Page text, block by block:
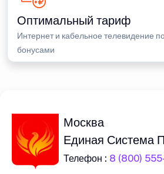
Оптимальный тариф
Интернет и кабельное телевидение
бонусами
Москва
Единая Система
Телефон : 8 (800)